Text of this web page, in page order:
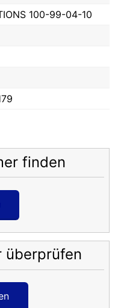
100-99-04-10
finden
überprüfen